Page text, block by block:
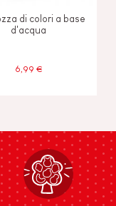
di colori a base
d'acqua
6,99 €